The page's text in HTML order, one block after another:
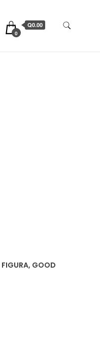
0
Q0.00
FIGURA, GOOD